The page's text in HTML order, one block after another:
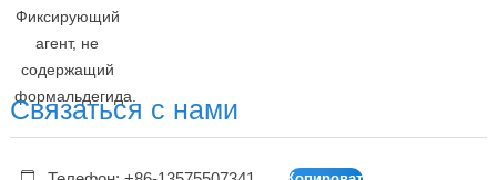
Фиксирующий
агент, не
содержащий
формальдегида.
Связаться с нами